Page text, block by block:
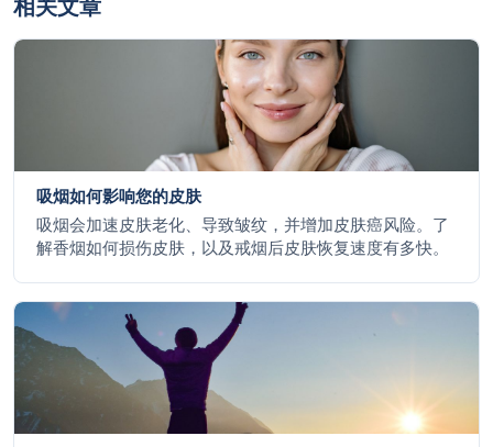
相关文章
吸烟如何影响您的皮肤
吸烟会加速皮肤老化、导致皱纹，并增加皮肤癌风险。了
解香烟如何损伤皮肤，以及戒烟后皮肤恢复速度有多快。